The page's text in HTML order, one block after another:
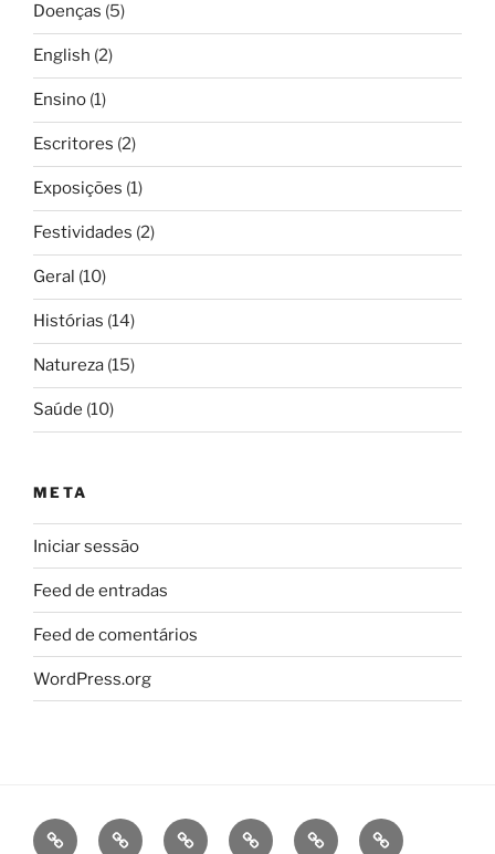
Doenças (5)
English (2)
Ensino (1)
Escritores (2)
Exposições (1)
Festividades (2)
Geral (10)
Histórias (14)
Natureza (15)
Saúde (10)
META
Iniciar sessão
Feed de entradas
Feed de comentários
WordPress.org
Início
Dia
Maria
Natal
Médico Portugal